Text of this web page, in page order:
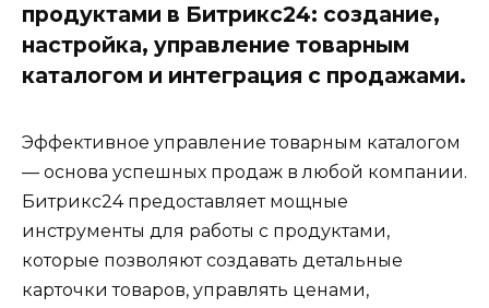
продуктами в Битрикс24: создание,
настройка, управление товарным
каталогом и интеграция с продажами.
Эффективное управление товарным каталогом
— основа успешных продаж в любой компании.
Битрикс24 предоставляет мощные
инструменты для работы с продуктами,
которые позволяют создавать детальные
карточки товаров, управлять ценами,